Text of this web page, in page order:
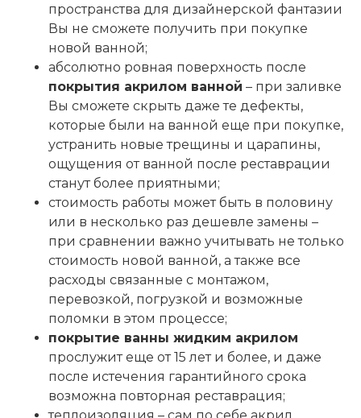
пространства для дизайнерской фантазии
Вы не сможете получить при покупке
новой ванной;
абсолютно ровная поверхность после
покрытия акрилом ванной – при заливке
Вы сможете скрыть даже те дефекты,
которые были на ванной еще при покупке,
устранить новые трещины и царапины,
ощущения от ванной после реставрации
станут более приятными;
стоимость работы может быть в половину
или в несколько раз дешевле замены –
при сравнении важно учитывать не только
стоимость новой ванной, а также все
расходы связанные с монтажом,
перевозкой, погрузкой и возможные
поломки в этом процессе;
покрытие ванны жидким акрилом
прослужит еще от 15 лет и более, и даже
после истечения гарантийного срока
возможна повторная реставрация;